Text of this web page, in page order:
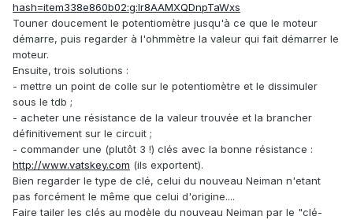
hash=item338e860b02:g:lr8AAMXQDnpTaWxs
Touner doucement le potentiomètre jusqu'à ce que le moteur
démarre, puis regarder à l'ohmmètre la valeur qui fait démarrer le
moteur.
Ensuite, trois solutions :
- mettre un point de colle sur le potentiomètre et le dissimuler
sous le tdb ;
- acheter une résistance de la valeur trouvée et la brancher
définitivement sur le circuit ;
- commander une (plutôt 3 !) clés avec la bonne résistance :
http://www.vatskey.com (ils exportent).
Bien regarder le type de clé, celui du nouveau Neiman n'etant
pas forcément le même que celui d'origine....
Faire tailer les clés au modèle du nouveau Neiman par le "clé-